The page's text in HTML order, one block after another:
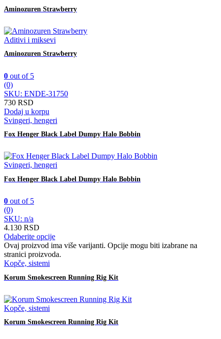
Aminozuren Strawberry
Aditivi i miksevi
Aminozuren Strawberry
0 out of 5
(0)
SKU: ENDE-31750
730 RSD
Dodaj u korpu
Svingeri, hengeri
Fox Henger Black Label Dumpy Halo Bobbin
Svingeri, hengeri
Fox Henger Black Label Dumpy Halo Bobbin
0 out of 5
(0)
SKU: n/a
4.130 RSD
Odaberite opcije
Ovaj proizvod ima više varijanti. Opcije mogu biti izabrane na
stranici proizvoda.
Kopče, sistemi
Korum Smokescreen Running Rig Kit
Kopče, sistemi
Korum Smokescreen Running Rig Kit